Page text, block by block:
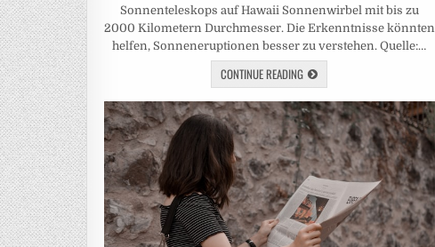
Sonnenteleskops auf Hawaii Sonnenwirbel mit bis zu
2000 Kilometern Durchmesser. Die Erkenntnisse könnten
helfen, Sonneneruptionen besser zu verstehen. Quelle:…
CONTINUE READING